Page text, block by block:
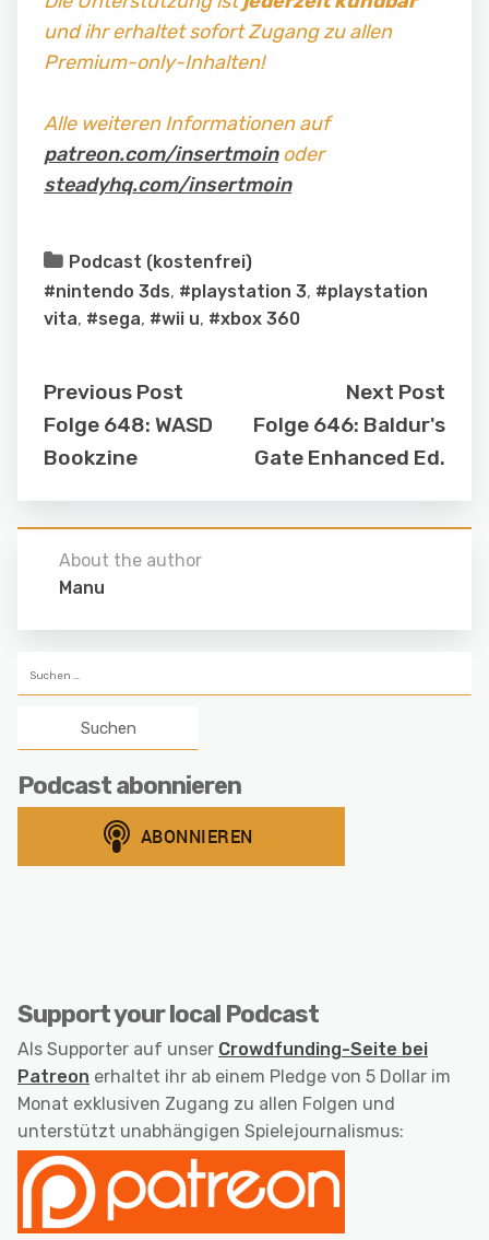
und ihr erhaltet sofort Zugang zu allen
Premium-only-Inhalten!
Alle weiteren Informationen auf
patreon.com/insertmoinoder
steadyhq.com/insertmoin
Podcast (kostenfrei)
#nintendo 3ds, #playstation 3, #playstation
vita, #sega, #wii u, #xbox 360
Previous Post
Folge 648: WASD
Bookzine
Next Post
Folge 646: Baldur's
Gate Enhanced Ed.
About the author
Manu
nach:
Podcast abonnieren
Support your local Podcast
Als Supporter auf unser Crowdfunding-Seite bei
Patreon erhaltet ihr ab einem Pledge von 5 Dollar im
Monat exklusiven Zugang zu allen Folgen und
unterstützt unabhängigen Spielejournalismus: